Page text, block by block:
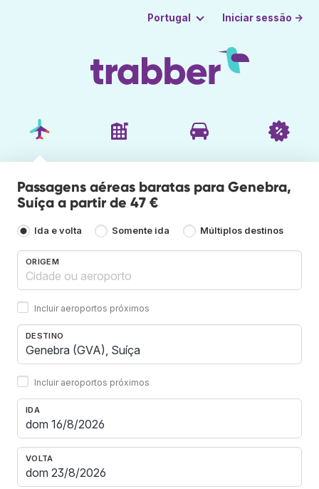
Portugal Iniciar sessão →
Passagens aéreas baratas para Genebra,
Suíça a partir de 47 €
Ida e volta Somente ida Múltiplos destinos
ORIGEM
Incluir aeroportos próximos
DESTINO
Incluir aeroportos próximos
IDA
VOLTA